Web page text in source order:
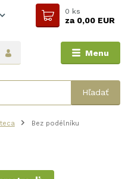
Menu
Hľadať
0 ks
za0,00 EUR
Bez podélníku